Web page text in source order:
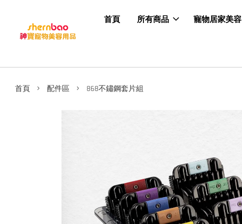
首頁 所有商品 寵物居家美容
首頁 › 配件區 › 868不鏽鋼套片組